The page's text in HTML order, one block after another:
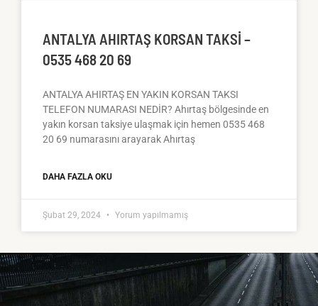
ANTALYA AHIRTAŞ KORSAN TAKSI –
0535 468 20 69
ANTALYA AHIRTAŞ EN YAKIN KORSAN TAKSI
TELEFON NUMARASI NEDİR? Ahırtaş bölgesinde en
yakın korsan taksiye ulaşmak için hemen 0535 468
20 69 numarasını arayarak Ahırtaş
DAHA FAZLA OKU
Şubat 29, 2024 Yorum yapılmamış